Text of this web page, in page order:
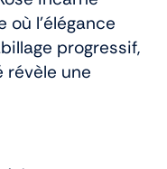
l’élégance
progressif,
révèle une